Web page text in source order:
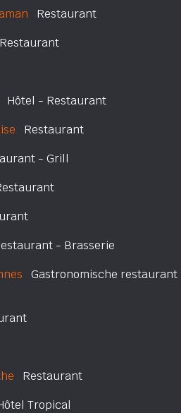
Restaurant
Hôtel - Restaurant
Restaurant
- Grill
- Brasserie
Gastronomische restaurant
Restaurant
Tropical